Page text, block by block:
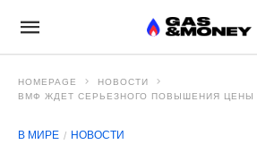
HOMEPAGE
НОВОСТИ
ВМФ ЖДЕТ СЕРЬЕЗНОГО ПОВЫШЕНИЯ ЦЕНЫ
В МИРЕ НОВОСТИ